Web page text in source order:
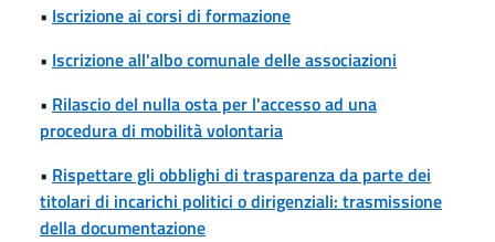
• Iscrizione ai corsi di formazione
• Iscrizione all'albo comunale delle associazioni
• Rilascio del nulla osta per l'accesso ad una
procedura di mobilità volontaria
• Rispettare gli obblighi di trasparenza da parte dei
titolari di incarichi politici o dirigenziali: trasmissione
della documentazione